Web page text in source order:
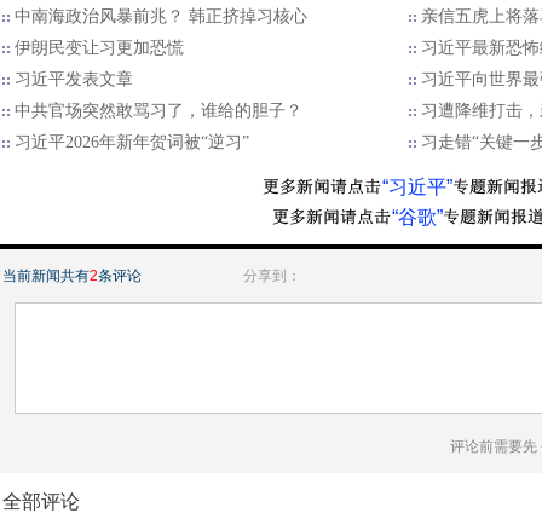
中南海政治风暴前兆？ 韩正挤掉习核心
亲信五虎上将
伊朗民变让习更加恐慌
习近平最新恐
习近平发表文章
习近平向世界
中共官场突然敢骂习了，谁给的胆子？
习遭降维打击
习近平2026年新年贺词被“逆习”
习走错“关键一
“习近平”
“谷歌”
当前新闻共有2条评论 分享到：
评论前需要先
全部评论